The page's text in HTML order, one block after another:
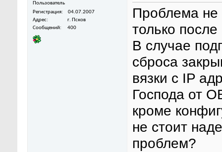
Пользователь
Регистрация
04.07.2007
Адрес
г. Псков
Сообщений
400
Проблема не
только
В случае
сброса
вязки с IP
Господа от
кроме
не стоит
проблем?